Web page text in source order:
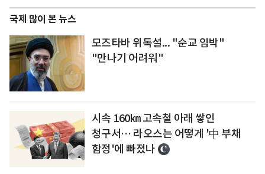
국제 많이 본 뉴스
모즈타바 위독설... "순교 임박"
"만나기 어려워"
시속 160㎞ 고속철 아래 쌓인
청구서… 라오스는 어떻게 '中 부채
함정'에 빠졌나